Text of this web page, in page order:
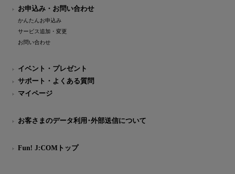
お申込み・お問い合わせ
かんたんお申込み
サービス追加・変更
お問い合わせ
イベント・プレゼント
サポート・よくある質問
マイページ
お客さまのデータ利用･外部送信について
Fun! J:COMトップ